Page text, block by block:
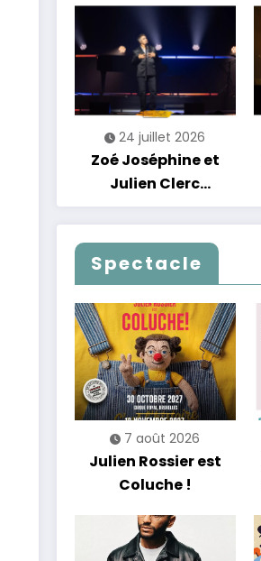
24 juillet 2026
Zoé Joséphine et
Julien Clerc
clôturent en beauté
Les Nuits
Francofolies au
Spectacle
7 août 2026
Julien Rossier est
Coluche !